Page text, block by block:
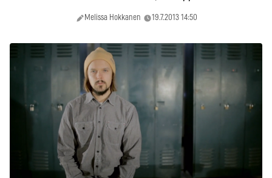
Melissa Hokkanen 19.7.2013 14:50